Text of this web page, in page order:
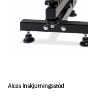
Alces Inskjutningsstöd